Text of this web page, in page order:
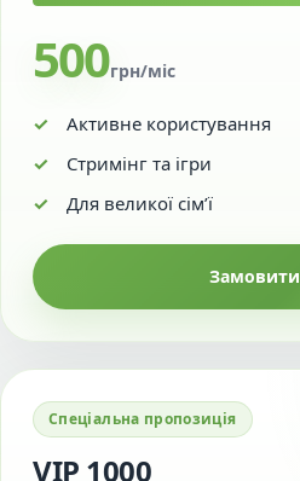
500грн/міс
Активне користування
Стримінг та ігри
Для великої сім’ї
Замовити
Спеціальна пропозиція
VIP 1000